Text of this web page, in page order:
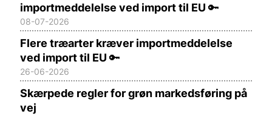
importmeddelelse ved import til EU 🔑
08-07-2026
Flere træarter kræver importmeddelelse
ved import til EU 🔑
26-06-2026
Skærpede regler for grøn markedsføring på
vej